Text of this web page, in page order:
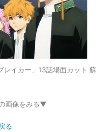
レイカー」13話場面カット 蘇
画像をみる▼
る